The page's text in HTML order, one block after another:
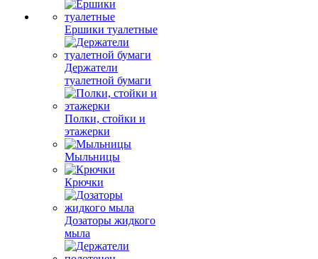
Ершики туалетные
Держатели
туалетной бумаги
Полки, стойки и
этажерки
Мыльницы
Крючки
Дозаторы жидкого
мыла